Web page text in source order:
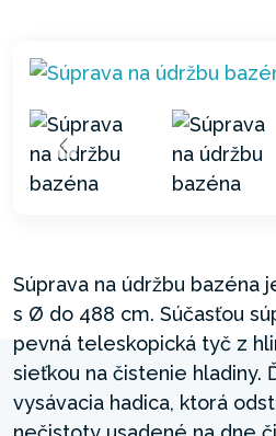
Súprava na údržbu bazéna
s Ø do 488 cm. Súčasťou
pevná teleskopická tyč z
sieťkou na čistenie hladiny.
vysávacia hadica, ktorá